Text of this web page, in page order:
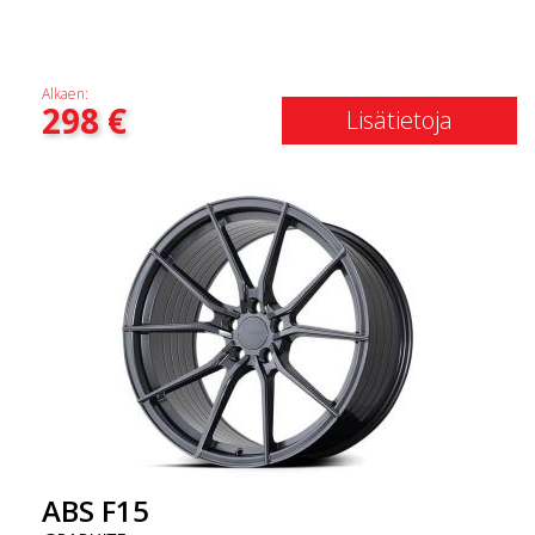
Alkaen:
298€ Lisätietoja
ABS F15